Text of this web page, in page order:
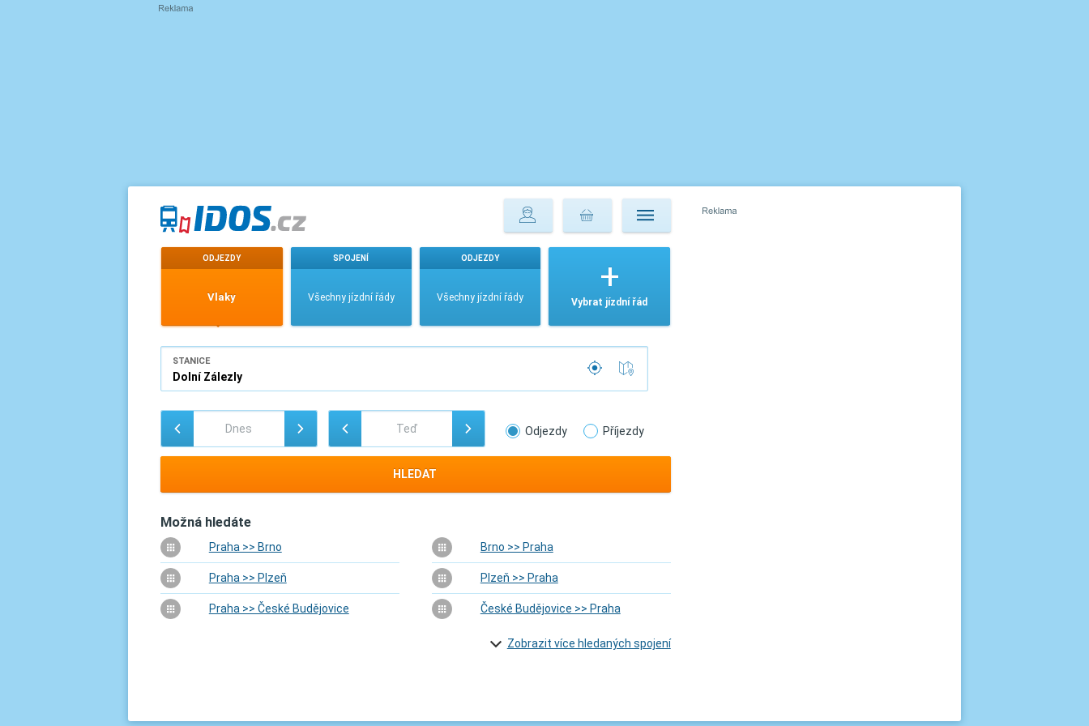
ODJEZDY
Vlaky
SPOJENÍ
Všechny jízdní řády
ODJEZDY
Všechny jízdní řády Vybrat jízdní řád
STANICE
Odjezdy Příjezdy
HLEDAT
Možná hledáte
Praha >> Brno Brno >> Praha
Praha >> Plzeň Plzeň >> Praha
Praha >> České Budějovice České Budějovice >> Praha
Zobrazit více hledaných spojení